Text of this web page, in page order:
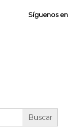
Síguenos en